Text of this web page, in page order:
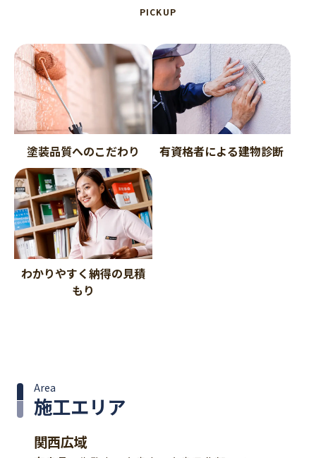
PICKUP
塗装品質へのこだわり 有資格者による建物診断
わかりやすく納得の見積
もり
施工エリア
Area
関西広域